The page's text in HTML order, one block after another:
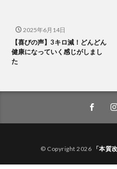
2025年6月14日
【喜びの声】3キロ減！どんどん
健康になっていく感じがしまし
た
© Copyright 2026 「本質